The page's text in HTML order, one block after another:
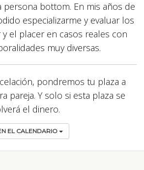
persona bottom. En mis años de
especializarme y evaluar los
el placer en casos reales con
muy diversas.
pondremos tu plaza a
pareja. Y solo si esta plaza se
el dinero.
EL CALENDARIO